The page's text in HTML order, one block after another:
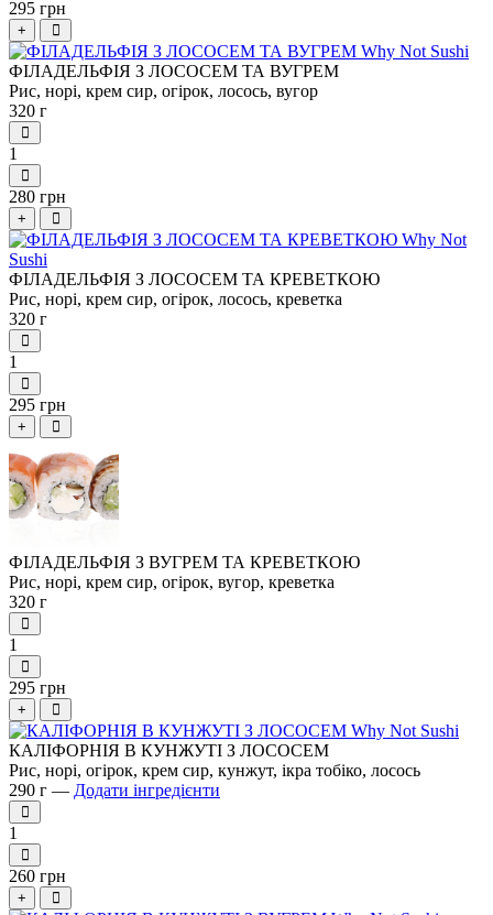
295 грн
+
ФІЛАДЕЛЬФІЯ З ЛОСОСЕМ ТА ВУГРЕМ
Рис, норі, крем сир, огірок, лосось, вугор
320 г
1
280 грн
+
ФІЛАДЕЛЬФІЯ З ЛОСОСЕМ ТА КРЕВЕТКОЮ
Рис, норі, крем сир, огірок, лосось, креветка
320 г
1
295 грн
+
ФІЛАДЕЛЬФІЯ З ВУГРЕМ ТА КРЕВЕТКОЮ
Рис, норі, крем сир, огірок, вугор, креветка
320 г
1
295 грн
+
КАЛІФОРНІЯ В КУНЖУТІ З ЛОСОСЕМ
Рис, норі, огірок, крем сир, кунжут, ікра тобіко, лосось
290 г — Додати інгредієнти
1
260 грн
+